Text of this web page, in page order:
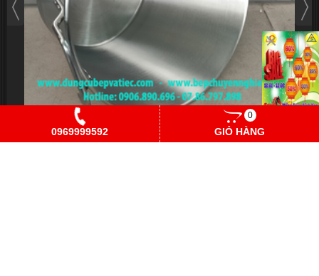
Chảo nón inox dùng được tất cả các loại bếp
0969999592
0
GIỎ HÀNG